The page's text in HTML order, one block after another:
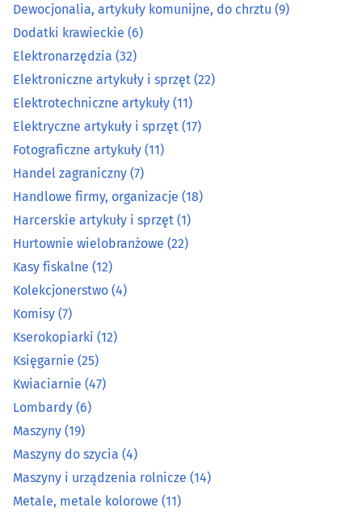
Elektryczne artykuły i sprzęt
Fotograficzne artykuły (11)
Handel zagraniczny(7)
Handlowe firmy, organizacje
Harcerskie artykuły i sprzęt(1)
Hurtownie wielobranżowe (22)
Kasy fiskalne (12)
Kolekcjonerstwo
Komisy(7)
Kserokopiarki
Księgarnie (25)
Kwiaciarnie(47)
Dewocjonalia, artykuły komunijne, do chrztu (9)
Dodatki krawieckie (6)
Elektronarzędzia (32)
Elektroniczne artykuły i sprzęt (22)
Elektrotechniczne artykuły (11)
Elektryczne artykuły i sprzęt (17)
Fotograficzne artykuły (11)
Handel zagraniczny (7)
Handlowe firmy, organizacje (18)
Harcerskie artykuły i sprzęt (1)
Hurtownie wielobranżowe (22)
Kasy fiskalne (12)
Kolekcjonerstwo (4)
Komisy (7)
Kserokopiarki (12)
Księgarnie (25)
Kwiaciarnie (47)
Lombardy (6)
Maszyny (19)
Maszyny do szycia (4)
Maszyny i urządzenia rolnicze (14)
Metale, metale kolorowe (11)